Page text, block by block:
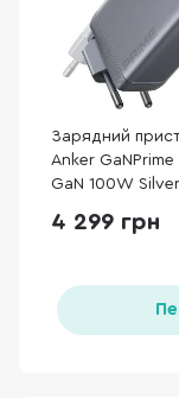
Зарядний
Anker
GaN 100W Silver
4 299 грн